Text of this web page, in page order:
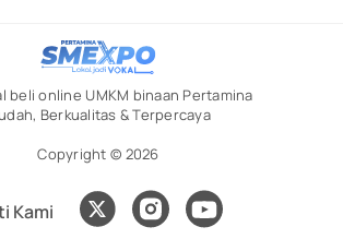
beli online UMKM binaan Pertamina
Berkualitas & Terpercaya
Copyright © 2026
Kami